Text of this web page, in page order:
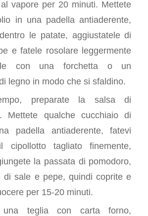
vapore per 20 minuti. Mettete
in una padella antiaderente,
le patate, aggiustatele di
e fatele rosolare leggermente
con una forchetta o un
legno in modo che si sfaldino.
preparate la salsa di
Mettete qualche cucchiaio di
padella antiaderente, fatevi
cipollotto tagliato finemente,
la passata di pomodoro,
di sale e pepe, quindi coprite e
per 15-20 minuti.
una teglia con carta forno,